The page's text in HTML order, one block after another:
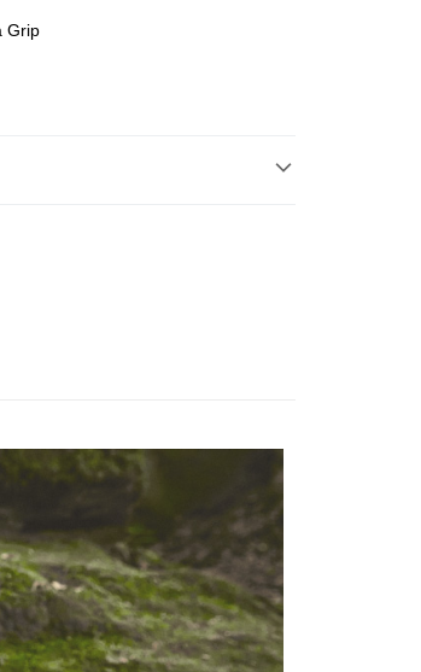
帳單所需資料之確認、核對及更正。
連結：
退款等相關疑問，請聯繫「AFTEE先享後
support/home
瀏覽以下網址：
意申辦者引起之損失，本公司不負相關責
以上)免運費
Grip